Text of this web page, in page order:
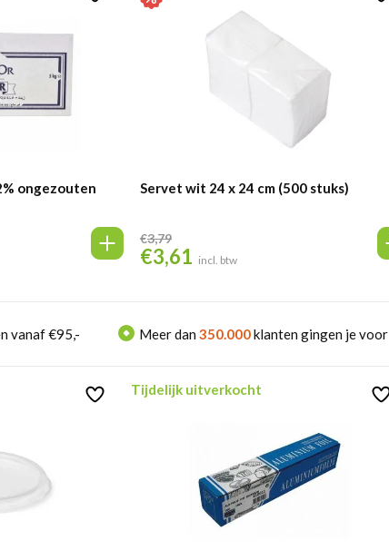
ongezouten
Servet wit 24 x 24 cm (500 stuks)
€3,79
Oorspronkelijke
€3,61 Huidige
incl. btw
vanaf €95,- Meer dan 350.000klanten gingen je voor
Tijdelijk uitverkocht